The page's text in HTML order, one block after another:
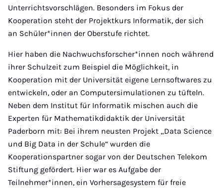
Unterrichtsvorschlägen. Besonders im Fokus der
Kooperation steht der Projektkurs Informatik, der sich
an Schüler*innen der Oberstufe richtet.
Hier haben die Nachwuchsforscher*innen noch während
ihrer Schulzeit zum Beispiel die Möglichkeit, in
Kooperation mit der Universität eigene Lernsoftwares zu
entwickeln, oder an Computersimulationen zu tüfteln.
Neben dem Institut für Informatik mischen auch die
Experten für Mathematikdidaktik der Universität
Paderborn mit: Bei ihrem neusten Projekt „Data Science
und Big Data in der Schule“ wurden die
Kooperationspartner sogar von der Deutschen Telekom
Stiftung gefördert. Hier war es Aufgabe der
Teilnehmer*innen, ein Vorhersagesystem für freie